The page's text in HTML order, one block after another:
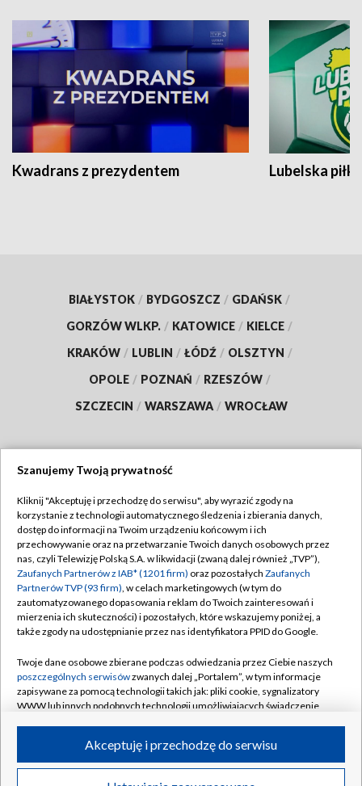
Kwadrans z prezydentem Lubelska piłka
BIAŁYSTOK / BYDGOSZCZ / GDAŃSK /
GORZÓW WLKP. / KATOWICE / KIELCE /
KRAKÓW / LUBLIN / ŁÓDŹ / OLSZTYN /
OPOLE / POZNAŃ / RZESZÓW /
SZCZECIN / WARSZAWA / WROCŁAW
TVP
Abonament TVP
Emisja w TVP
Centrum informacji TVP
Naziemna Telewizja Cyfrowa
Rada Programowa
System NOS
Informacje o nadawcy
Program dla prasy
Regulamin TVP
Polityka prywatności
Moje zgody
Pomoc
Kontakt
Kanały
©2026 Telewizja Polska S.A. w likwidacji
Szanujemy Twoją prywatność
Kliknij "Akceptuję i przechodzę do serwisu", aby wyrazić zgody na
korzystanie z technologii automatycznego śledzenia i zbierania danych,
dostęp do informacji na Twoim urządzeniu końcowym i ich
przechowywanie oraz na przetwarzanie Twoich danych osobowych przez
nas, czyli Telewizję Polską S.A. w likwidacji (zwaną dalej również „TVP”),
Zaufanych Partnerów z IAB* (1201 firm) oraz pozostałych Zaufanych
Partnerów TVP (93 firm), w celach marketingowych (w tym do
zautomatyzowanego dopasowania reklam do Twoich zainteresowań i
mierzenia ich skuteczności) i pozostałych, które wskazujemy poniżej, a
także zgody na udostępnianie przez nas identyfikatora PPID do Google.
Twoje dane osobowe zbierane podczas odwiedzania przez Ciebie naszych
poszczególnych serwisówzwanych dalej „Portalem”, w tym informacje
zapisywane za pomocą technologii takich jak: pliki cookie, sygnalizatory
WWW lub innych podobnych technologii umożliwiających świadczenie
ruchu w Internecie.
Twoje dane osobowe zbierane podczas odwiedzania przez Ciebie
Akceptuję i przechodzę do serwisu